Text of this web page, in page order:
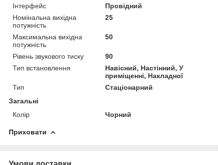
Інтерфейс
Провідний
Номінальна вихідна
потужність
25
Максимальна вихідна
потужність
50
Рівень звукового тиску
90
Тип встановлення
Навісний, Настінний, У
приміщенні, Накладної
Тип
Стаціонарний
Загальні
Колір
Чорний
Приховати